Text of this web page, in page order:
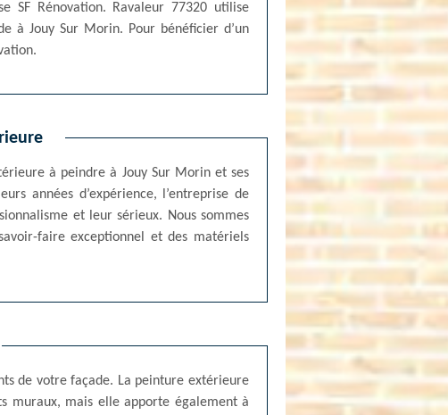
SF Rénovation. Ravaleur 77320 utilise
à Jouy Sur Morin. Pour bénéficier d’un
à peindre à Jouy Sur Morin et ses
années d’expérience, l’entreprise de
et leur sérieux. Nous sommes
faire exceptionnel et des matériels
de votre façade. La peinture extérieure
muraux, mais elle apporte également à